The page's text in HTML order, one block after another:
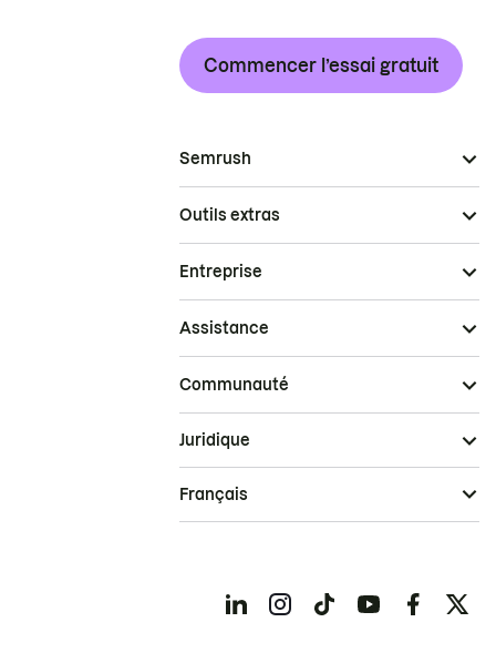
Commencer l’essai gratuit
Semrush
Outils extras
Entreprise
Assistance
Communauté
Juridique
Français